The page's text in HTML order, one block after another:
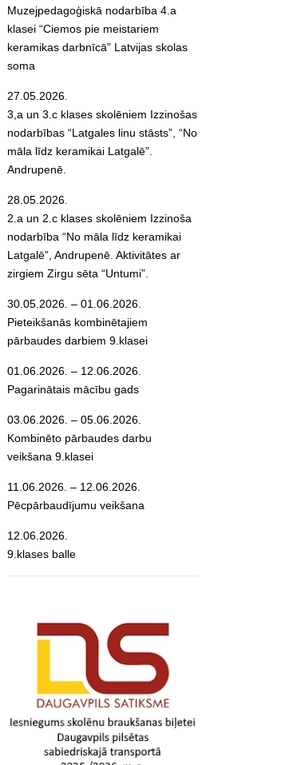
Muzejpedagoģiskā nodarbība 4.a
klasei “Ciemos pie meistariem
keramikas darbnīcā” Latvijas skolas
soma
27.05.2026.
3,a un 3.c klases skolēniem Izzinošas
nodarbības “Latgales linu stāsts”, “No
māla līdz keramikai Latgalē”.
Andrupenē.
28.05.2026.
2.a un 2.c klases skolēniem Izzinoša
nodarbība “No māla līdz keramikai
Latgalē”, Andrupenē. Aktivitātes ar
zirgiem Zirgu sēta “Untumi”.
30.05.2026. – 01.06.2026.
Pieteikšanās kombinētajiem
pārbaudes darbiem 9.klasei
01.06.2026. – 12.06.2026.
Pagarinātais mācību gads
03.06.2026. – 05.06.2026.
Kombinēto pārbaudes darbu
veikšana 9.klasei
11.06.2026. – 12.06.2026.
Pēcpārbaudījumu veikšana
12.06.2026.
9.klases balle